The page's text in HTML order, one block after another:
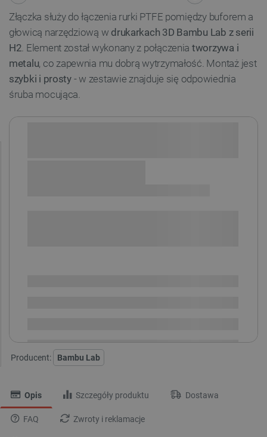
Złączka służy do łączenia rurki PTFE pomiędzy buforem a
głowicą narzędziową w drukarkach 3D Bambu Lab z serii
H2. Element został wykonany z połączenia tworzywa i
metalu, co zapewnia mu dobrą wytrzymałość. Montaż jest
szybki i prosty- w zestawie znajduje się odpowiednia
śruba mocująca.
Producent: Bambu Lab
Opis Szczegóły produktu Dostawa
FAQ Zwroty i reklamacje